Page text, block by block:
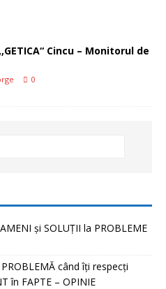
Cincu – Monitorul de
0
și SOLUȚII la PROBLEME
PROBLEMĂ când îți respecți
în FAPTE – OPINIE